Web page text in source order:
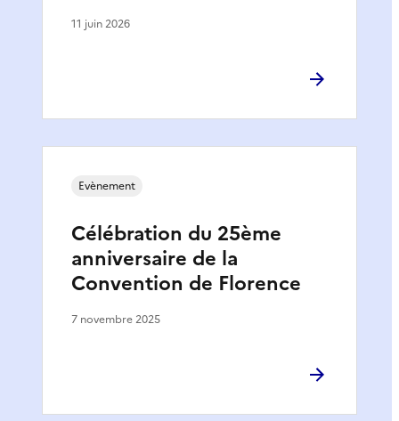
11 juin 2026
Célébration du 25ème
anniversaire de la
Convention de Florence
Evènement
7 novembre 2025